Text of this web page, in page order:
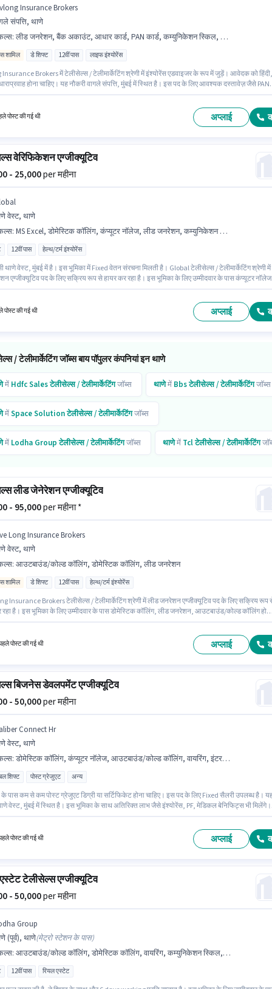
Insurance Brokers
संपत्ति, थाणे
: लीड जनरेशन, बैंक अकाउंट, आधार कार्ड, PAN कार्ड, कम्युनिकेशन स्किल, वायरिंग
शामिल डे शिफ्ट 12वीं पास लाइफ इंश्योरेंस
Brokers में टेलीसेल्स / टेलीमार्केटिंग श्रेणी में इंश्योरेंस एडवाइजर के रूप में जुड़ें। आवेदक को हिंदी,
धाराप्रवाह होना चाहिए। यह नौकरी वागले संपत्ति, मुंबई में स्थित है। इस पद के लिए आवश्यक दस्तावेज़ जैसे PAN
पोस्ट की गई थी अप्लाई
वेरिफिकेशन एग्जीक्यूटिव
- 25,000per महीना
वेस्ट, थाणे
: MS Excel, डोमेस्टिक कॉलिंग, कंप्यूटर नॉलेज, लीड जनरेशन, कम्युनिकेशन स्किल, वायरिंग
12वीं पास हेल्थ/टर्म इंश्योरेंस
थाणे वेस्ट, मुंबई में है। इस भूमिका में Fixed वेतन संरचना मिलती है। Global टेलीसेल्स / टेलीमार्केटिंग श्रेणी में
एग्जीक्यूटिव पद के लिए सक्रिय रूप से हायर कर रहा है। इस भूमिका के लिए उम्मीदवार के पास कंप्यूटर नॉलेज,
working प्रति सप्ताह है।
पोस्ट की गई थी अप्लाई
/ टेलीमार्केटिंग जॉब्स बाय पॉपुलर कंपनियां इन थाणे
में Hdfc Salesटेलीसेल्स / टेलीमार्केटिंगजॉब्स थाणेमें Bbsटेलीसेल्स / टेलीमार्केटिंगजॉब्स
मेंSpace Solutionटेलीसेल्स / टेलीमार्केटिंगजॉब्स
में Lodha Groupटेलीसेल्स / टेलीमार्केटिंगजॉब्स थाणेमें Tclटेलीसेल्स / टेलीमार्केटिंग
Trovech Infotech टेलीसेल्स / टेलीमार्केटिंग
में Nikhil टेलीसेल्स / टेलीमार्केटिंग
लीड जेनेरेशन एग्जीक्यूटिव
- 95,000per महीना *
Long Insurance Brokers
वेस्ट, थाणे
: आउटबाउंड/कोल्ड कॉलिंग, डोमेस्टिक कॉलिंग, लीड जनरेशन
शामिल डे शिफ्ट 12वीं पास हेल्थ/टर्म इंश्योरेंस
Insurance Brokers टेलीसेल्स / टेलीमार्केटिंग श्रेणी में लीड जनरेशन एग्जीक्यूटिव पद के लिए सक्रिय रूप
रहा है। इस भूमिका के लिए उम्मीदवार के पास डोमेस्टिक कॉलिंग, लीड जनरेशन, आउटबाउंड/कोल्ड कॉलिंग होना
वेस्ट, मुंबई में स्थित है।
पोस्ट की गई थी अप्लाई
बिजनेस डेवलपमेंट एग्जीक्यूटिव
- 50,000per महीना
Connect Hr
वेस्ट, थाणे
: डोमेस्टिक कॉलिंग, कंप्यूटर नॉलेज, आउटबाउंड/कोल्ड कॉलिंग, वायरिंग, इंटरनेशनल कॉलिंग, लीड जनरेशन
शिफ्ट पोस्ट ग्रेजुएट अन्य
पास कम से कम पोस्ट ग्रेजुएट डिग्री या सर्टिफिकेट होना चाहिए। इस पद के लिए Fixed सैलरी उपलब्ध है।
वेस्ट, मुंबई में स्थित है। इस भूमिका के साथ अतिरिक्त लाभ जैसे इंश्योरेंस, PF, मेडिकल बेनिफिट्स भी मिलेंगे।
पोस्ट की गई थी अप्लाई
टेलीसेल्स एग्जीक्यूटिव
- 50,000per महीना
Group
(पूर्व), थाणे(मेट्रो स्टेशन के पास)
: आउटबाउंड/कोल्ड कॉलिंग, डोमेस्टिक कॉलिंग, वायरिंग, कम्युनिकेशन स्किल, कंप्यूटर नॉलेज, MS Excel, लीड जनरेशन
12वीं पास रियल एस्टेट